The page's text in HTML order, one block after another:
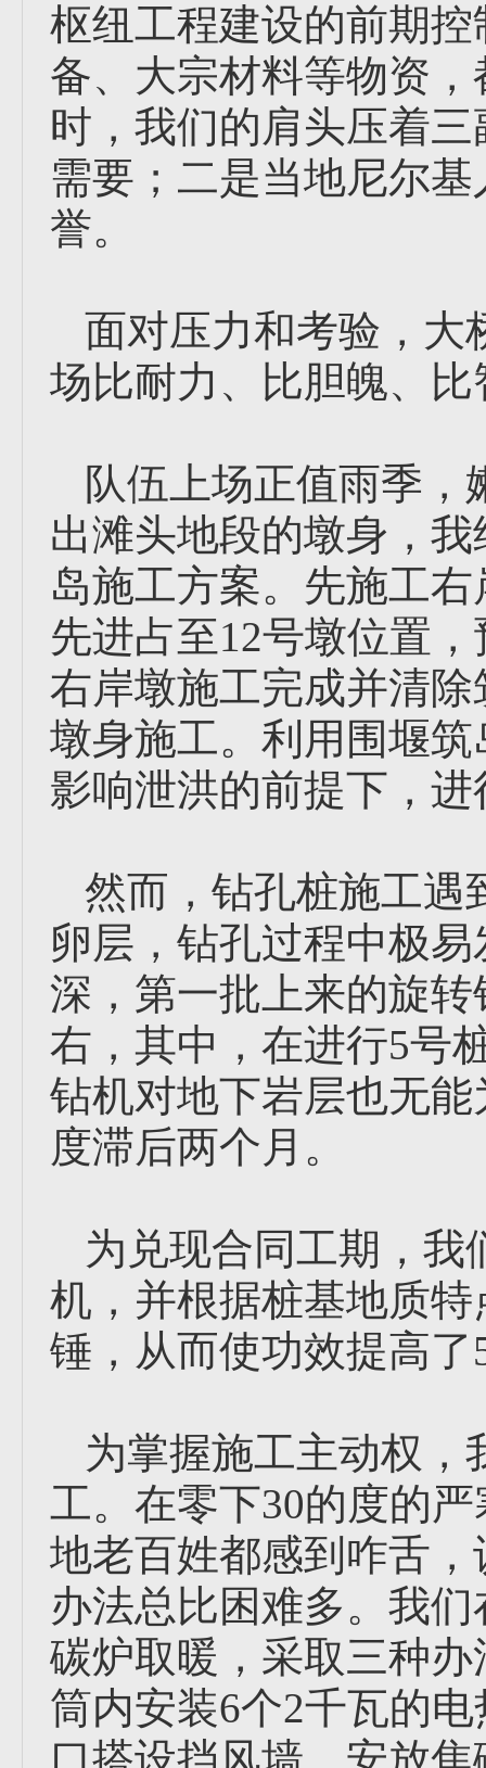
枢纽工程建设的前期
备、大宗材料等物资
时，我们的肩头压着
需要；二是当地尼尔
誉。
面对压力和考验，大
场比耐力、比胆魄、
队伍上场正值雨季，
出滩头地段的墩身，
岛施工方案。先施工
先进占至12号墩位置
右岸墩施工完成并清
墩身施工。利用围堰
影响泄洪的前提下，
然而，钻孔桩施工遇
卵层，钻孔过程中极
深，第一批上来的旋
右，其中，在进行5号
钻机对地下岩层也无
度滞后两个月。
为兑现合同工期，我
机，并根据桩基地质
锤，从而使功效提高了
为掌握施工主动权，
工。在零下30的度的
地老百姓都感到咋舌
办法总比困难多。我
碳炉取暖，采取三种
筒内安装6个2千瓦的